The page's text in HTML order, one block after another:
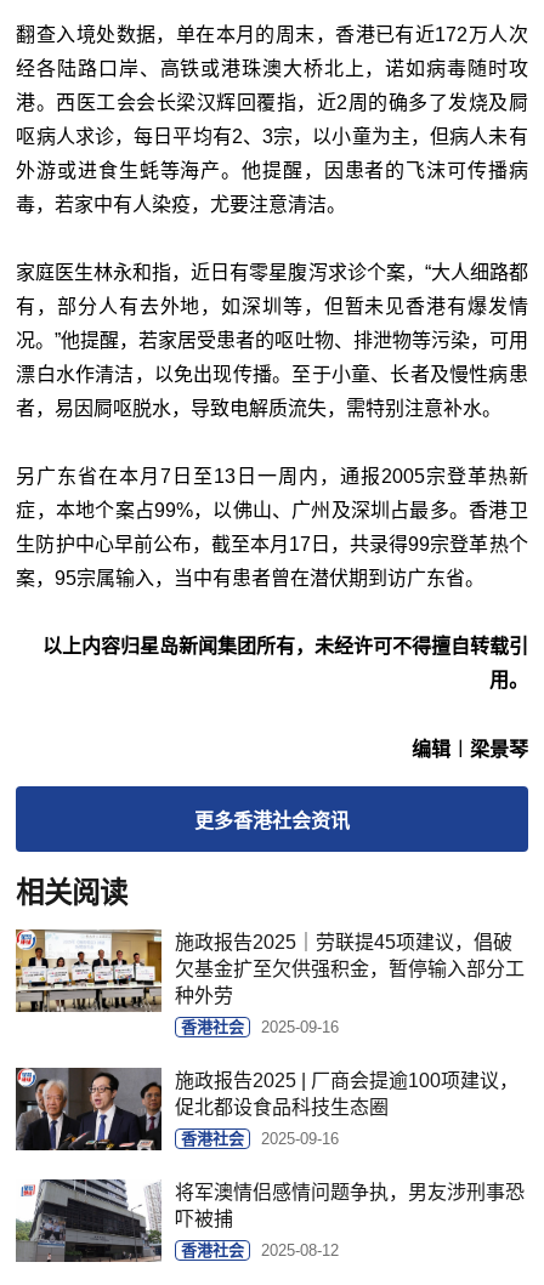
翻查入境处数据，单在本月的周末，香港已有近172万人次
经各陆路口岸、高铁或港珠澳大桥北上，诺如病毒随时攻
港。西医工会会长梁汉辉回覆指，近2周的确多了发烧及屙
呕病人求诊，每日平均有2、3宗，以小童为主，但病人未有
外游或进食生蚝等海产。他提醒，因患者的飞沫可传播病
毒，若家中有人染疫，尤要注意清洁。
家庭医生林永和指，近日有零星腹泻求诊个案，“大人细路都
有，部分人有去外地，如深圳等，但暂未见香港有爆发情
况。”他提醒，若家居受患者的呕吐物、排泄物等污染，可用
漂白水作清洁，以免出现传播。至于小童、长者及慢性病患
者，易因屙呕脱水，导致电解质流失，需特别注意补水。
另广东省在本月7日至13日一周内，通报2005宗登革热新
症，本地个案占99%，以佛山、广州及深圳占最多。香港卫
生防护中心早前公布，截至本月17日，共录得99宗登革热个
案，95宗属输入，当中有患者曾在潜伏期到访广东省。
以上内容归星岛新闻集团所有，未经许可不得擅自转载引
用。
编辑︱梁景琴
更多香港社会资讯
相关阅读
施政报告2025｜劳联提45项建议，倡破
欠基金扩至欠供强积金，暂停输入部分工
种外劳
香港社会 2025-09-16
施政报告2025 | 厂商会提逾100项建议，
促北都设食品科技生态圈
香港社会 2025-09-16
将军澳情侣感情问题争执，男友涉刑事恐
吓被捕
香港社会 2025-08-12